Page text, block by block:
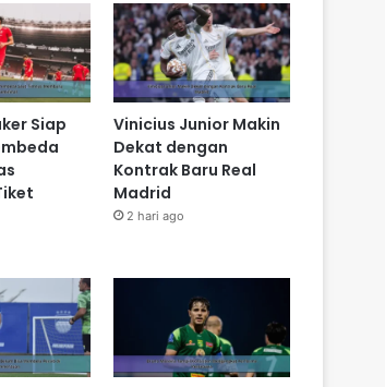
Siap
Vinicius Junior Makin
Dekat dengan
Kontrak Baru Real
Madrid
2 hari ago